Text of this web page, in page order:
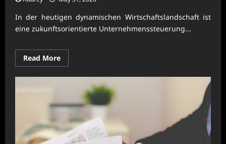
In der heutigen dynamischen Wirtschaftslandschaft ist
eine zukunftsorientierte Unternehmenssteuerung...
Read MoreRead
more
Nachhaltige
Unternehmenssteuerung
leistungsfähige
Prozessketten